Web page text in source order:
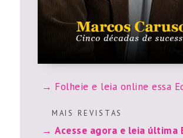
Folheie e leia online essa
M A I S R E V I S T A S
Acesse agora e leia última